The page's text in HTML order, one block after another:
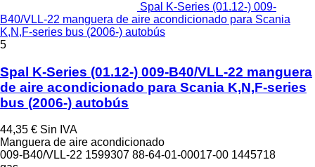
Spal K-Series (01.12-) 009-
B40/VLL-22 manguera de aire acondicionado para Scania
K,N,F-series bus (2006-) autobús
5
Spal K-Series (01.12-) 009-B40/VLL-22 manguera
de aire acondicionado para Scania K,N,F-series
bus (2006-) autobús
44,35 € Sin IVA
Manguera de aire acondicionado
009-B40/VLL-22 1599307 88-64-01-00017-00 1445718